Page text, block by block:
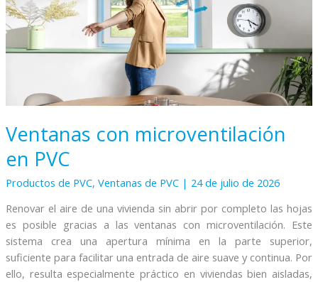
Ventanas con microventilación
en PVC
Productos de PVC, Ventanas de PVC| 24 de julio de 2026
Renovar el aire de una vivienda sin abrir por completo las hojas
es posible gracias a las ventanas con microventilación. Este
sistema crea una apertura mínima en la parte superior,
suficiente para facilitar una entrada de aire suave y continua. Por
ello, resulta especialmente práctico en viviendas bien aisladas,